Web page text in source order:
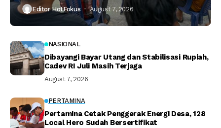
Editor HotFokus August 7, 2026
NASIONAL
Dibayangi Bayar Utang dan Stabilisasi Rupiah,
Cadev RI Juli Masih Terjaga
August 7, 2026
PERTAMINA
Pertamina Cetak Penggerak Energi Desa, 128
Local Hero Sudah Bersertifikat